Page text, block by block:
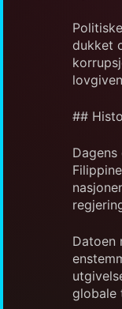
dukket
##
Datoen
globale